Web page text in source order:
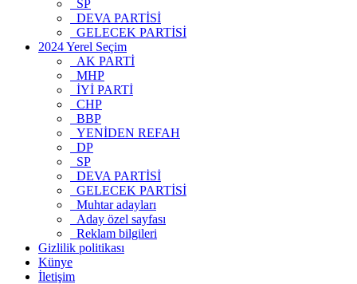
SP
DEVA PARTİSİ
GELECEK PARTİSİ
2024 Yerel Seçim
AK PARTİ
MHP
İYİ PARTİ
CHP
BBP
YENİDEN REFAH
DP
SP
DEVA PARTİSİ
GELECEK PARTİSİ
Muhtar adayları
Aday özel sayfası
Reklam bilgileri
Gizlilik politikası
Künye
İletişim